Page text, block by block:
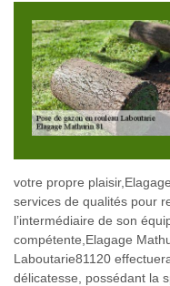
votre propre
services de qualités pour
l’intermédiaire de son
compétente,Elagage
Laboutarie81120
délicatesse, possédant la